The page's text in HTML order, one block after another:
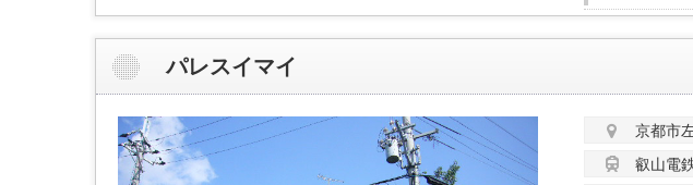
パレスイマイ
京都市
叡山電